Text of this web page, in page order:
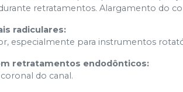
retratamentos. Alargamento do
radiculares:
especialmente para instrumentos
retratamentos endodônticos:
do canal.